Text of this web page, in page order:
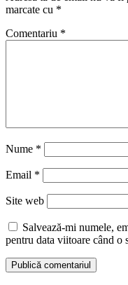
marcate cu *
Comentariu *
Nume *
Email *
Site web
Salvează-mi numele,
pentru data viitoare când o